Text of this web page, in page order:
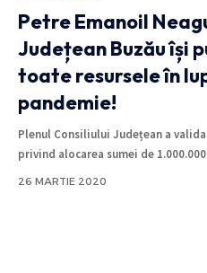
Petre Emanoil
Județean Buzău își
toate resursele în
pandemie!
Plenul Consiliului Județean a
privind alocarea sumei de 1.000.000
26 MARTIE 2020